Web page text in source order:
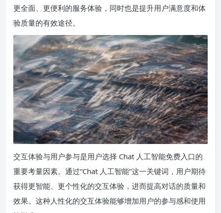
更全面、更便利的服务体验，同时也是提升用户满意度和体
验质量的有效途径。
交互体验与用户参与是用户选择 Chat 人工智能免费入口的
重要考量因素。通过“Chat 人工智能”这一关键词，用户期待
获得更智能、更个性化的交互体验，进而提高对话的质量和
效果。这种人性化的交互体验能够增加用户的参与感和使用